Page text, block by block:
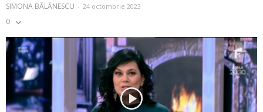
SIMONA BĂLĂNESCU - 24 octombrie 2023
0